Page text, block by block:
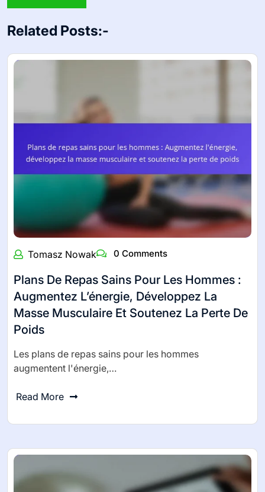
Related Posts:-
Tomasz Nowak 0 Comments
Plans De Repas Sains Pour Les Hommes :
Augmentez L’énergie, Développez La
Masse Musculaire Et Soutenez La Perte De
Poids
Les plans de repas sains pour les hommes
augmentent l'énergie,…
Read More